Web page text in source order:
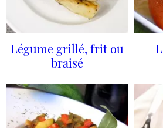
Légume grillé, frit ou
braisé